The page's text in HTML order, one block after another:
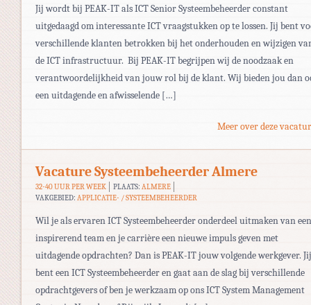
Jij wordt bij PEAK-IT als ICT Senior Systeembeheerder constant
uitgedaagd om interessante ICT vraagstukken op te lossen. Jij bent
verschillende klanten betrokken bij het onderhouden en wijzigen
de ICT infrastructuur. Bij PEAK-IT begrijpen wij de noodzaak en
verantwoordelijkheid van jouw rol bij de klant. Wij bieden jou dan
een uitdagende en afwisselende […]
Meer over deze
Vacature Systeembeheerder Almere
32-40 UUR PER WEEK PLAATS: ALMERE
VAKGEBIED: APPLICATIE- / SYSTEEMBEHEERDER
Wil je als ervaren ICT Systeembeheerder onderdeel uitmaken van een
inspirerend team en je carrière een nieuwe impuls geven met
uitdagende opdrachten? Dan is PEAK-IT jouw volgende werkgever. Jij
bent een ICT Systeembeheerder en gaat aan de slag bij verschillende
opdrachtgevers of ben je werkzaam op ons ICT System Management